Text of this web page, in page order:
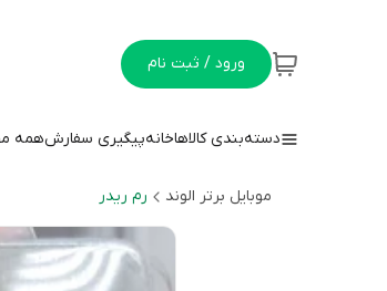
ورود / ثبت نام
دسته‌بندی کالاهاخانهپیگیری سفارشهمه
موبایل برتر الوند رم ریدر